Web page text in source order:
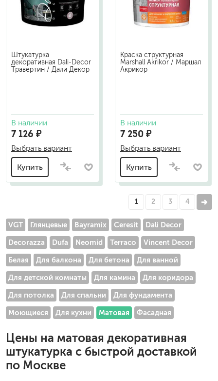
Штукатурка
декоративная Dali-Decor
Травертин / Дали Декор
В наличии
7 126 ₽
Выбрать вариант
Купить
Краска структурная
Marshall Akrikor / Маршал
Акрикор
В наличии
7 250 ₽
Выбрать вариант
Купить
1 2 3 4
VGT Глянцевые Bayramix Ceresit Dali Decor
Decorazza Dufa Neomid Terraco Vincent Decor
Белая Для балкона Для бетона Для ванной
Для детской комнаты Для камина Для коридора
Для потолка Для спальни Для фундамента
Моющиеся Для кухни Матовая Фасадная
Цены на матовая декоративная
штукатурка с быстрой доставкой
по Москве